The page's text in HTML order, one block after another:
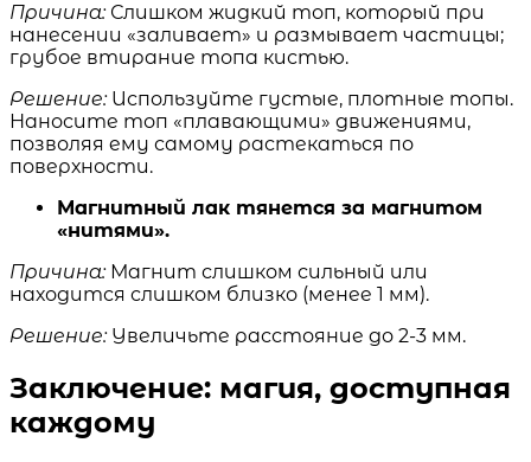
Причина:Слишком жидкий топ, который при
нанесении «заливает» и размывает частицы;
грубое втирание топа кистью.
Решение:Используйте густые, плотные топы.
Наносите топ «плавающими» движениями,
позволяя ему самому растекаться по
поверхности.
Магнитный лак тянется за магнитом
«нитями».
Причина:Магнит слишком сильный или
находится слишком близко (менее 1 мм).
Решение:Увеличьте расстояние до 2-3 мм.
Заключение: магия, доступная
каждому